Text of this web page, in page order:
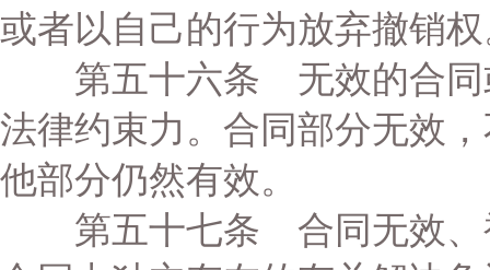
或者以自己的行为放弃撤销
第五十六条 无效的合同
法律约束力。合同部分无效
他部分仍然有效。
第五十七条 合同无效、